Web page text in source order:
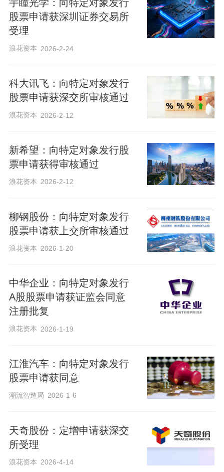
宇瞳光学：向特定对象发行
股票申请获深圳证券交易所
受理
浪花资本 2026-2-24
科大讯飞：向特定对象发行
股票申请获深交所审核通过
浪花资本 2026-2-12
新希望：向特定对象发行股
票申请获得审核通过
浪花资本 2026-2-12
柳钢股份：向特定对象发行
股票申请获上交所审核通过
浪花资本 2026-1-20
中华企业：向特定对象发行
A股股票申请获证监会同意
注册批复
浪花资本 2026-1-19
江淮汽车：向特定对象发行
股票申请获同意
潮流智造局 2026-1-6
天奇股份：定增申请获深交
所受理
浪花资本 2026-4-14